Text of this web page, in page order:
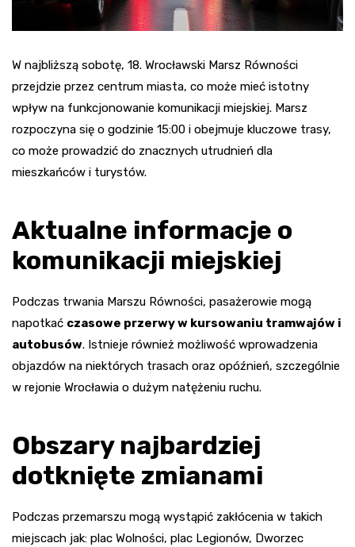
W najbliższą sobotę, 18. Wrocławski Marsz Równości
przejdzie przez centrum miasta, co może mieć istotny
wpływ na funkcjonowanie komunikacji miejskiej. Marsz
rozpoczyna się o godzinie 15:00 i obejmuje kluczowe trasy,
co może prowadzić do znacznych utrudnień dla
mieszkańców i turystów.
Aktualne informacje o
komunikacji miejskiej
Podczas trwania Marszu Równości, pasażerowie mogą
napotkać czasowe przerwy w kursowaniu tramwajów i
autobusów. Istnieje również możliwość wprowadzenia
objazdów na niektórych trasach oraz opóźnień, szczególnie
w rejonie Wrocławia o dużym natężeniu ruchu.
Obszary najbardziej
dotknięte zmianami
Podczas przemarszu mogą wystąpić zakłócenia w takich
miejscach jak: plac Wolności, plac Legionów, Dworzec